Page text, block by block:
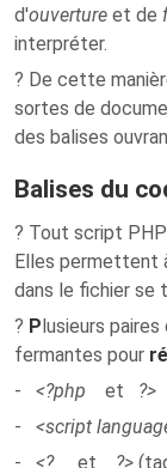
d'ouverture et de
interpréter.
? De cette
sortes de
des balises
Balises du
? Tout script
Elles permettent
dans le fichier se
? P lusieurs
fermantes pour
- <?php et ?>
- <script
- <? et ?>